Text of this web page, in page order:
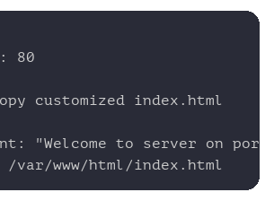
80
customized index.html
"Welcome to server on
/var/www/html/index.html